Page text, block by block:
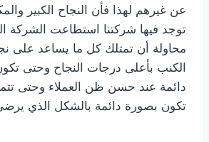
عن غيرهم لهذا فأن النجاح الكبير
توجد فيها شركتنا استطاعت الشركة
محاولة أن تمتلك كل ما يساعد على
الكنب بأعلى درجات النجاح وحتى
دائمة عند حسن ظن العملاء وحتى
تكون بصورة دائمة بالشكل الذي